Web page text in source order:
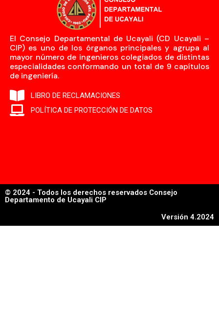
El Consejo Departamental de Ucayali (CD Ucayali –
CIP) es uno de los órganos principales y agrupa al
mayor número de ingenieros colegiados de distintas
especialidades conformando un total de 9 capítulos
de ingeniería.
LIBRO DE RECLAMACIONES
POLÍTICA DE PROTECCIÓN DE DATOS
© 2024 - Todos los derechos reservados Consejo
Departamento de Ucayali CIP
Versión 4.2024